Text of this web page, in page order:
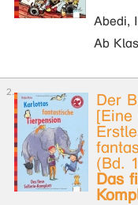
Abedi,
Ab
Der
[Eine
(Bd.
Das